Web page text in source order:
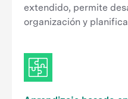
extendido, permite
organización y